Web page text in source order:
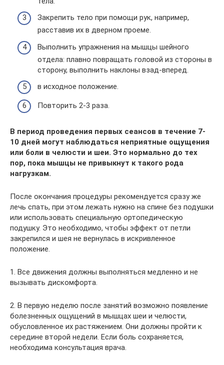
Закрепить тело при помощи рук, например,
расставив их в дверном проеме.
Выполнить упражнения на мышцы шейного
отдела: плавно повращать головой из стороны в
сторону, выполнить наклоны взад-вперед.
в исходное положение.
Повторить 2-3 раза.
В период проведения первых сеансов в течение 7-
10 дней могут наблюдаться неприятные ощущения
или боли в челюсти и шеи. Это нормально до тех
пор, пока мышцы не привыкнут к такого рода
нагрузкам.
После окончания процедуры рекомендуется сразу же
лечь спать, при этом лежать нужно на спине без подушки
или использовать специальную ортопедическую
подушку. Это необходимо, чтобы эффект от петли
закрепился и шея не вернулась в искривленное
положение.
1. Все движения должны выполняться медленно и не
вызывать дискомфорта.
2. В первую неделю после занятий возможно появление
болезненных ощущений в мышцах шеи и челюсти,
обусловленное их растяжением. Они должны пройти к
середине второй недели. Если боль сохраняется,
необходима консультация врача.